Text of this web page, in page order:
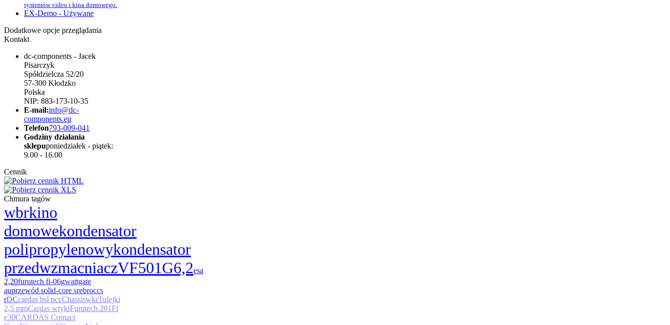
systemów video i kina domowego.
EX-Demo - Używane
Dodatkowe opcje przeglądania
Kontakt
dc-components - Jacek
Pisarczyk
Spółdzielcza 52/20
57-300 Kłodzko
Polska
NIP: 883-173-10-35
E-mail:info@dc-
components.eu
Telefon793-009-041
Godziny działania
sklepuponiedziałek - piątek:
9.00 - 16.00
Cennik
Chmura tagów
wbrkino
domowekondensator
polipropylenowykondensator
przedwzmacniaczVF501G6,2esa
2,20furutech fi-06gwattgate
auprzewód solid-core srebroccs
rDCcardas hsl pccChassiswkrTulejki
2,5 mmCardas wtykiFurutech 201Fi
e30CARDAS Contact